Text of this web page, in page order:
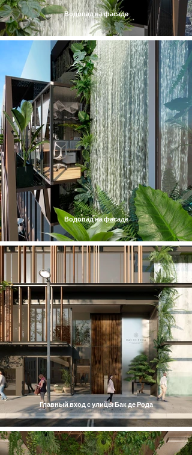
Водопад на фасаде
Водопад на фасаде
Главный вход с улицы Бак де Рода